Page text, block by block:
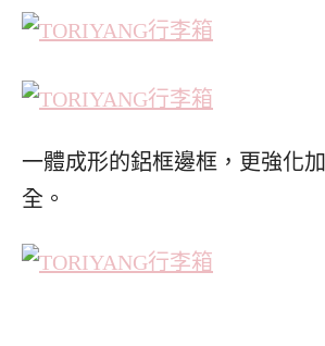
一體成形的鋁框邊框，更強化
全。